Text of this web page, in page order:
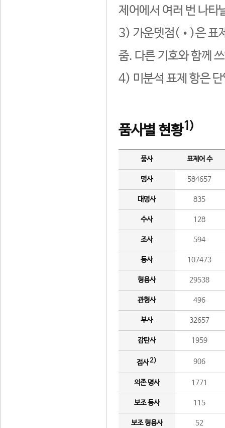
제어에서 여러 번 나타
3) 가운뎃점(•)은 표
줌. 다른 기호와 함께
4) 미분석 표제 항은
품사별 현황1)
품사 표제어 수
명사 584657
대명사 835
수사 128
조사 594
동사 107473
형용사 29538
관형사 496
부사 32657
감탄사 1959
접사2) 906
의존 명사 1771
보조 동사 115
보조 형용사 52